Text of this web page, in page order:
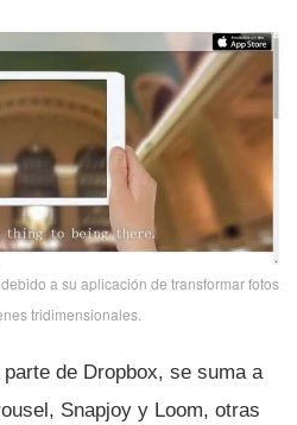
a su aplicación de transformar fotos
tridimensionales.
de Dropbox, se suma a
Snapjoy y Loom, otras